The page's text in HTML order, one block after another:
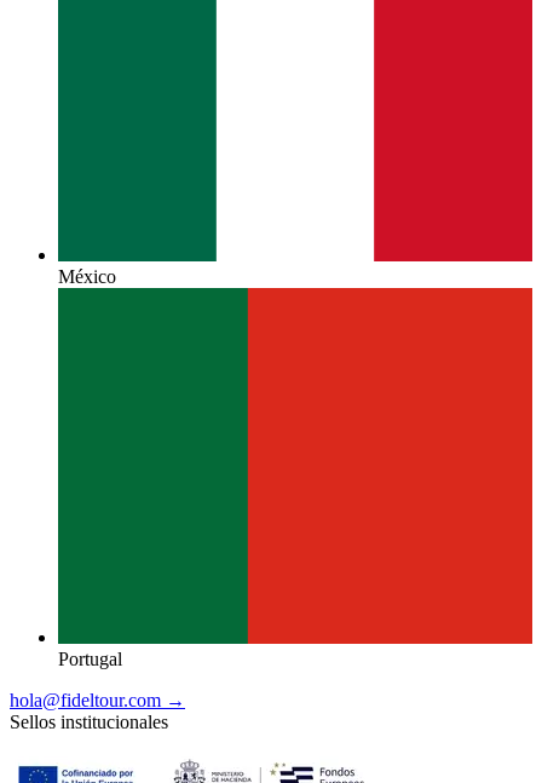
México
Portugal
hola@fideltour.com →
Sellos institucionales